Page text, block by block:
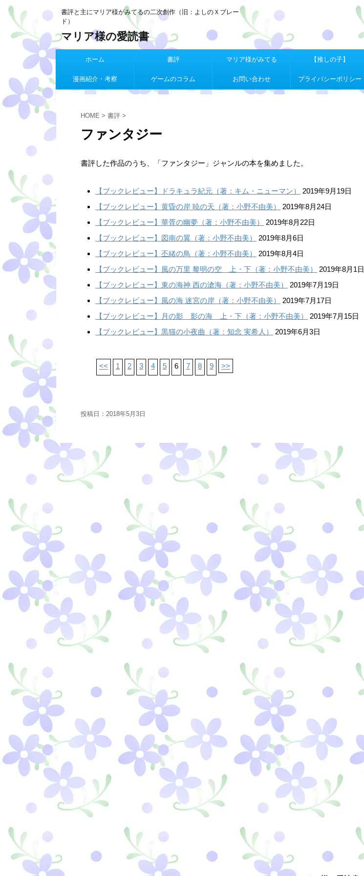
書評と主にマリア様がみてるの二次創作（旧：よしのＸブレー
ド）
マリア様の愛読書
ホーム 書評 マリア様がみてる 【推しの子】
漫画紹介・考察 ゲームのコラム お問い合わせ プライバシーポリシー
HOME > 書評 >
ファンタジー
書評した作品のうち、「ファンタジー」ジャンルの本を集めました。
【ブックレビュー】ドラキュラ紀元（著：キム・ニューマン）
2019年9月19日
【ブックレビュー】黄昏の岸 暁の天（著：小野不由美）
2019年8月24日
【ブックレビュー】華胥の幽夢（著：小野不由美）
2019年8月22日
【ブックレビュー】図南の翼（著：小野不由美）
2019年8月6日
【ブックレビュー】丕緒の鳥（著：小野不由美）
2019年8月4日
【ブックレビュー】風の万里 黎明の空 上・下（著：小野不由美）
2019年8月1日
【ブックレビュー】東の海神 西の滄海（著：小野不由美）
2019年7月19日
【ブックレビュー】風の海 迷宮の岸（著：小野不由美）
2019年7月17日
【ブックレビュー】月の影 影の海 上・下（著：小野不由美）
2019年7月15日
【ブックレビュー】黒猫の小夜曲（著：知念 実希人）
2019年6月3日
<< 1 2 3 4 5 6 7 8 9 >>
投稿日： 2018年5月3日